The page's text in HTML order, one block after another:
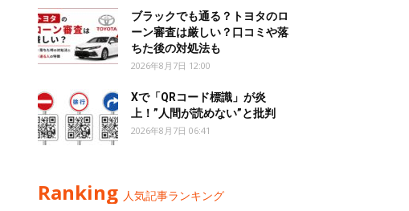
ブラックでも通る？トヨタのロ
ーン審査は厳しい？口コミや落
ちた後の対処法も
2026年8月7日 12:00
Xで「QRコード標識」が炎
上！”人間が読めない”と批判
2026年8月7日 06:41
Ranking 人気記事ランキング